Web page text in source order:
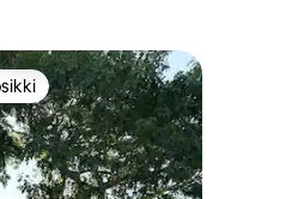
parhaimmistoa